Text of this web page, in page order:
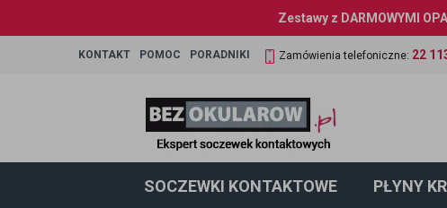
Zestawy z DARMOWYMI
KONTAKT POMOC PORADNIKI Zamówienia telefoniczne: 22
SOCZEWKI KONTAKTOWE PŁYNY